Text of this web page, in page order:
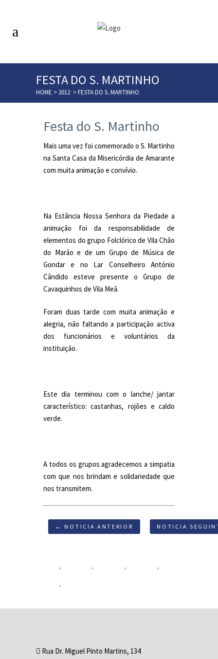
FESTA DO S. MARTINHO
HOME > 2012 >FESTA DO S. MARTINHO
Festa do S. Martinho
Mais uma vez foi comemorado o S. Martinho
na Santa Casa da Misericórdia de Amarante
com muita animação e convívio.
Na Estância Nossa Senhora da Piedade a
animação foi da responsabilidade de
elementos do grupo Folclórico de Vila Chão
do Marão e de um Grupo de Música de
Gondar e no Lar Conselheiro António
Cândido esteve presente o Grupo de
Cavaquinhos de Vila Meã.
Foram duas tarde com muita animação e
alegria, não faltando a participação activa
dos funcionários e voluntários da
instituição.
Este dia terminou com o lanche/ jantar
característico: castanhas, rojões e caldo
verde.
A todos os grupos agradecemos a simpatia
com que nos brindam e solidariedade que
nos transmitem.
← NOTICIA ANTERIOR NOTICIA
Rua Dr. Miguel Pinto Martins, 134